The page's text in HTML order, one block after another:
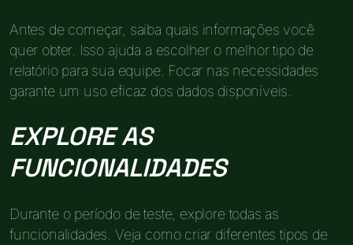
Antes de começar, saiba quais informações você
quer obter. Isso ajuda a escolher o melhor tipo de
relatório para sua equipe. Focar nas necessidades
garante um uso eficaz dos dados disponíveis.
EXPLORE AS
FUNCIONALIDADES
Durante o período de teste, explore todas as
funcionalidades. Veja como criar diferentes tipos de